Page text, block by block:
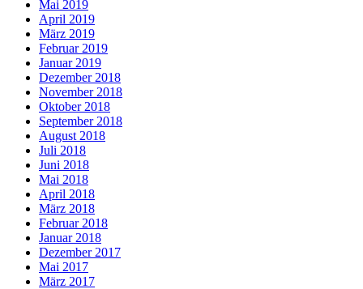
Mai 2019
April 2019
März 2019
Februar 2019
Januar 2019
Dezember 2018
November 2018
Oktober 2018
September 2018
August 2018
Juli 2018
Juni 2018
Mai 2018
April 2018
März 2018
Februar 2018
Januar 2018
Dezember 2017
Mai 2017
März 2017